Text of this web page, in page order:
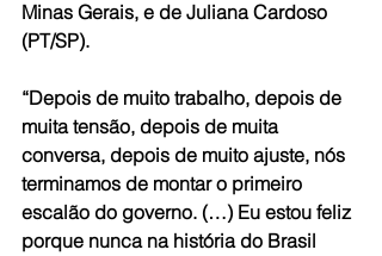
Minas Gerais, e de Juliana Cardoso
(PT/SP).
“Depois de muito trabalho, depois de
muita tensão, depois de muita
conversa, depois de muito ajuste, nós
terminamos de montar o primeiro
escalão do governo. (…) Eu estou feliz
porque nunca na história do Brasil